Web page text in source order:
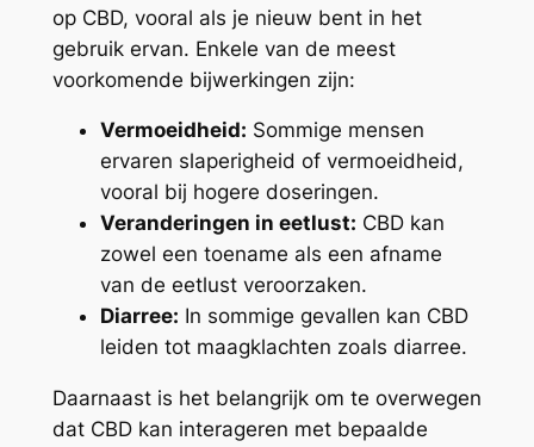
op CBD, vooral als je nieuw bent in het
gebruik ervan. Enkele van de meest
voorkomende bijwerkingen zijn:
Vermoeidheid: Sommige mensen
ervaren slaperigheid of vermoeidheid,
vooral bij hogere doseringen.
Veranderingen in eetlust: CBD kan
zowel een toename als een afname
van de eetlust veroorzaken.
Diarree: In sommige gevallen kan CBD
leiden tot maagklachten zoals diarree.
Daarnaast is het belangrijk om te overwegen
dat CBD kan interageren met bepaalde